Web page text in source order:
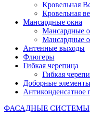
Кровельная
Кровельная
Мансардные окна
Мансардные
Мансардные
Антенные выходы
Флюгеры
Гибкая черепица
Гибкая
Доборные
Антиконденсатное
ФАСАДНЫЕ СИСТЕМЫ